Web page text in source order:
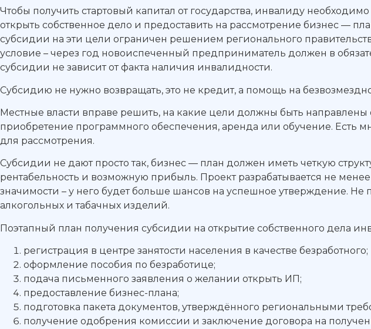
Чтобы получить стартовый капитал от государства, инвалиду
открыть собственное дело и предоставить на рассмотрение бизнес —
субсидии на эти цели ограничен решением регионального
условие – через год новоиспеченный предприниматель должен в
субсидии не зависит от факта наличия инвалидности.
Субсидию не нужно возвращать, это не кредит, а помощь на
Местные власти вправе решить, на какие цели должны быть
приобретение программного обеспечения, аренда или обучение. Есть
для рассмотрения.
Субсидии не дают просто так, бизнес — план должен иметь четкую
рентабельность и возможную прибыль. Проект разрабатывается не
значимости – у него будет больше шансов на успешное утверждение.
алкогольных и табачных изделий.
Поэтапный план получения субсидии на открытие собственного дела
регистрация в центре занятости населения в качестве безработного;
оформление пособия по безработице;
подача письменного заявления о желании открыть ИП;
предоставление бизнес-плана;
подготовка пакета документов, утверждённого региональными
получение одобрения комиссии и заключение договора на